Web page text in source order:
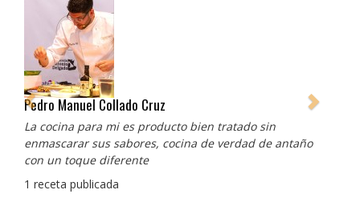
Pedro Manuel Collado Cruz
La cocina para mi es producto bien tratado sin
enmascarar sus sabores, cocina de verdad de antaño
con un toque diferente
1 receta publicada